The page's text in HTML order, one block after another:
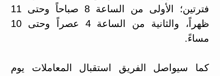
فترتين؛ الأولى من الساعة 8 صباحاً وحتى 11
ظهراً، والثانية من الساعة 4 عصراً وحتى 10
مساءً.
كما سيواصل الفريق استقبال المعاملات يوم